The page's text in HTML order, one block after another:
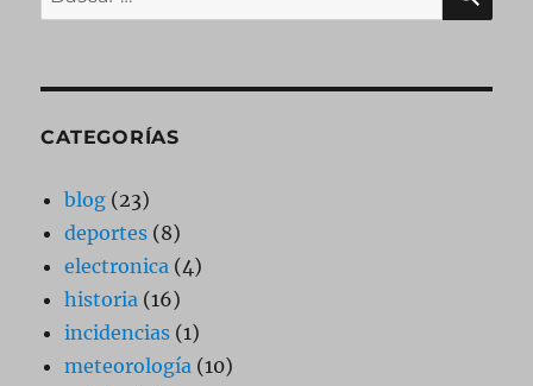
por:
CATEGORÍAS
blog (23)
deportes (8)
electronica (4)
historia (16)
incidencias (1)
meteorología (10)